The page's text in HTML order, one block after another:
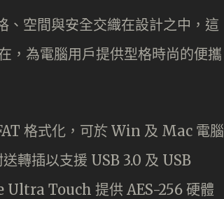
、空間與安全交織在設計之中，這
為電腦用戶提供型格時尚的便攜
格式化，可於 Win 及 Mac 電腦
轉插以支援 USB 3.0 及 USB
Ultra Touch 提供 AES-256 硬體